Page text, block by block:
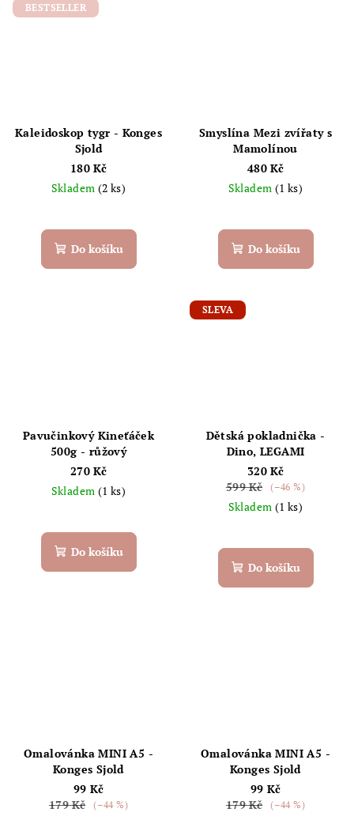
BESTSELLER
Kaleidoskop tygr - Konges
Sjold
180 Kč
Skladem (2 ks)
Do košíku
Smyslína Mezi zvířaty s
Mamolínou
480 Kč
Skladem (1 ks)
Do košíku
Pavučinkový Kineťáček
500g - růžový
270 Kč
Skladem (1 ks)
Do košíku
SLEVA
Dětská pokladnička -
Dino, LEGAMI
320 Kč
599 Kč
(–46 %)
Skladem (1 ks)
Do košíku
Omalovánka MINI A5 -
Konges Sjold
99 Kč
179 Kč
(–44 %)
Omalovánka MINI A5 -
Konges Sjold
99 Kč
179 Kč
(–44 %)